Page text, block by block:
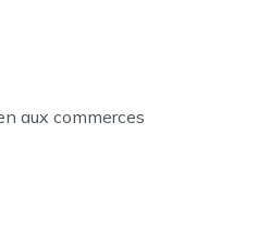
aux commerces